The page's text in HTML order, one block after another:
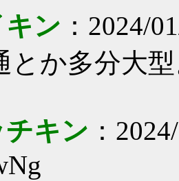
ン ：2024/
とか多分大
チキン ：